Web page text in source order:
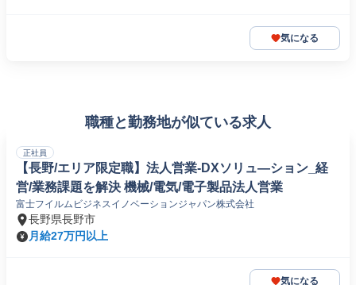
気になる
職種と勤務地が似ている求人
正社員
【長野/エリア限定職】法人営業-DXソリュ―ション_経
営/業務課題を解決 機械/電気/電子製品法人営業
富士フイルムビジネスイノベーションジャパン株式会社
長野県長野市
月給27万円以上
気になる